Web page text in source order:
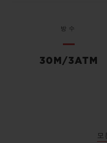
방수
30M/3ATM
모